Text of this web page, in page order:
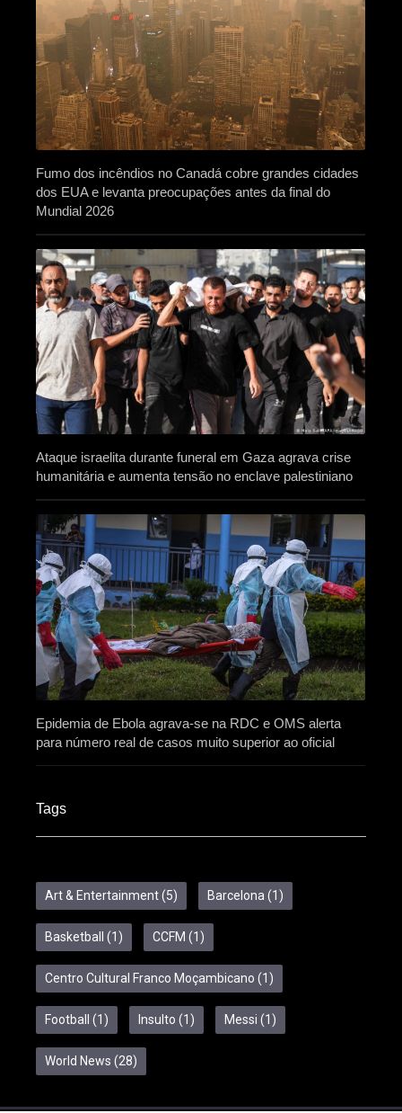
Fumo dos incêndios no Canadá cobre grandes cidades
dos EUA e levanta preocupações antes da final do
Mundial 2026
Ataque israelita durante funeral em Gaza agrava crise
humanitária e aumenta tensão no enclave palestiniano
Epidemia de Ebola agrava-se na RDC e OMS alerta
para número real de casos muito superior ao oficial
Tags
Art & Entertainment(5) Barcelona (1)
Basketball (1) CCFM (1)
Centro Cultural Franco Moçambicano (1)
Football (1) Insulto (1) Messi (1)
World News (28)